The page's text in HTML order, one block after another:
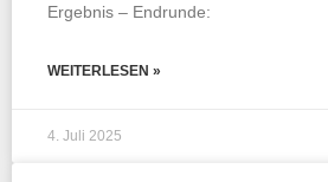
Ergebnis – Endrunde:
WEITERLESEN »
4. Juli 2025